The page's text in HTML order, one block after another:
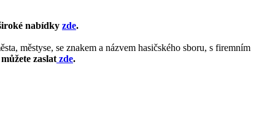
nabídky zde.
městyse, se znakem a názvem hasičského sboru, s firemním
zaslat zde.